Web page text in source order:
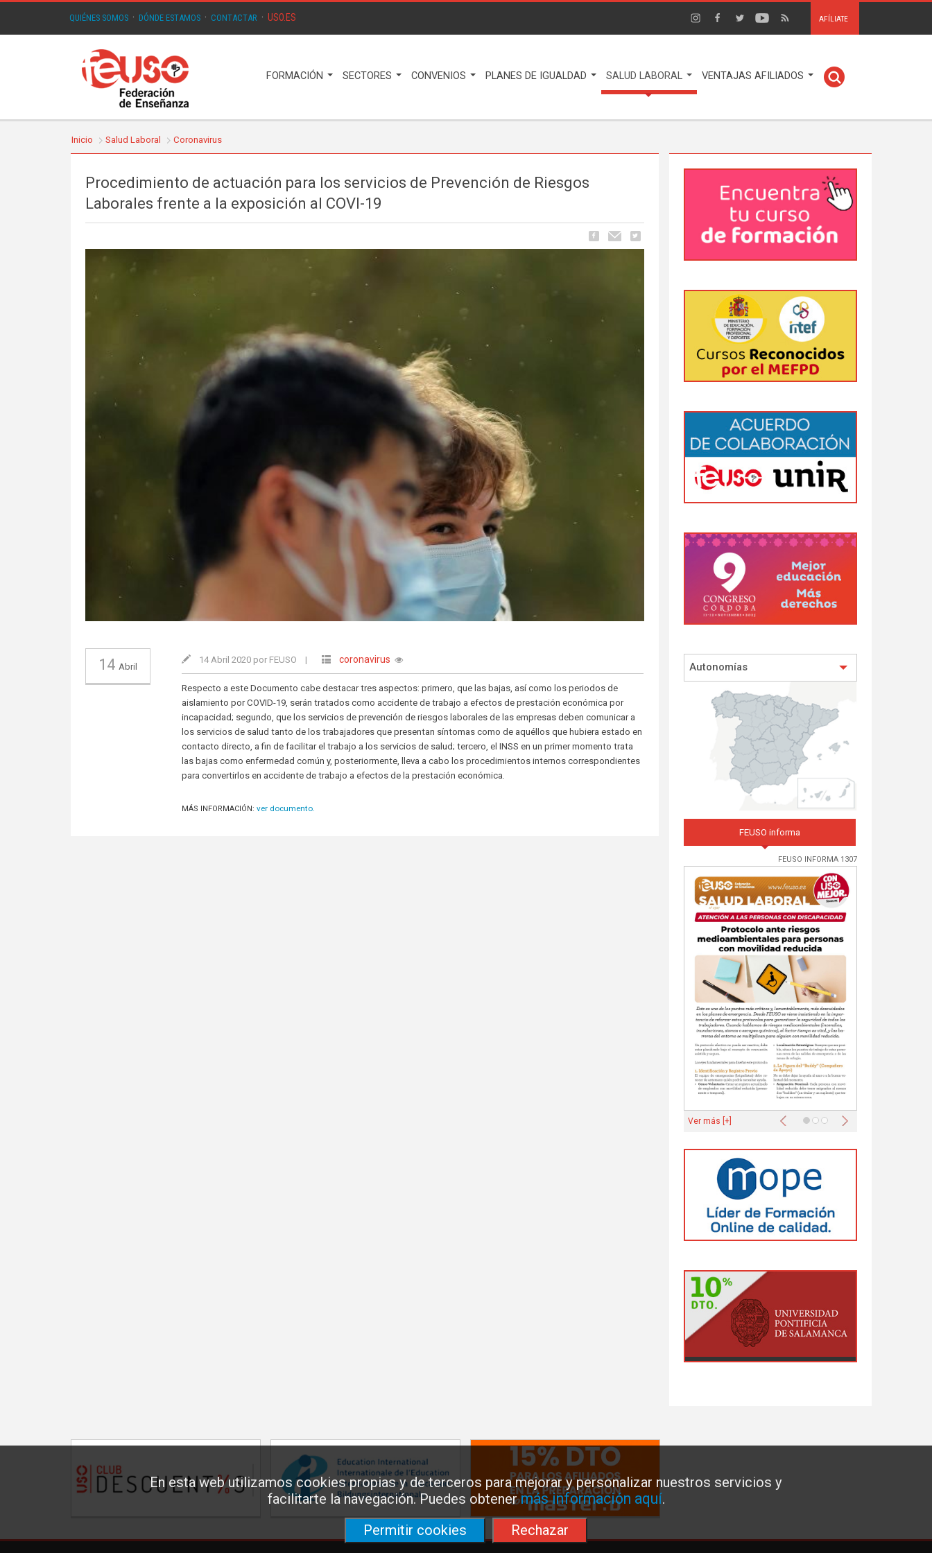
En esta web utilizamos cookies propias y de terceros para mejorar y personalizar nuestros servicios y
facilitarte la navegación. Puedes obtenermás información aquí.
Permitir cookies
Rechazar
QUIÉNES SOMOS · DÓNDE ESTAMOS · CONTACTAR · USO.ES AFÍLIATE
FORMACIÓN SECTORES CONVENIOS PLANES DE IGUALDAD SALUD LABORAL VENTAJAS AFILIADOS
Inicio Salud Laboral Coronavirus
Procedimiento de actuación para los servicios de Prevención de Riesgos
Laborales frente a la exposición al COVI-19
14Abril
14 Abril 2020 por FEUSO | coronavirus
Respecto a este Documento cabe destacar tres aspectos: primero, que las bajas, así como los periodos de
aislamiento por COVID-19, serán tratados como accidente de trabajo a efectos de prestación económica por
incapacidad; segundo, que los servicios de prevención de riesgos laborales de las empresas deben comunicar a
los servicios de salud tanto de los trabajadores que presentan síntomas como de aquéllos que hubiera estado en
contacto directo, a fin de facilitar el trabajo a los servicios de salud; tercero, el INSS en un primer momento trata
las bajas como enfermedad común y, posteriormente, lleva a cabo los procedimientos internos correspondientes
para convertirlos en accidente de trabajo a efectos de la prestación económica.
MÁS INFORMACIÓN:ver documento.
Autonomías
FEUSO informa
FEUSO INFORMA 1307
Anterior Siguiente
Ver más [+]